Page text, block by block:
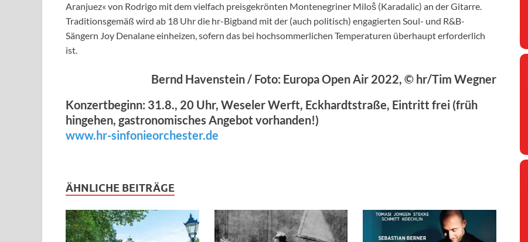
Aranjuez« von Rodrigo mit dem vielfach preisgekrönten Montenegriner Miloŝ (Karadalic) an der Gitarre.
Traditionsgemäß wird ab 18 Uhr die hr-Bigband mit der (auch politisch) engagierten Soul- und R&B-
Sängern Joy Denalane einheizen, sofern das bei hochsommerlichen Temperaturen überhaupt erforderlich
ist.
Bernd Havenstein / Foto: Europa Open Air 2022, © hr/Tim Wegner
Konzertbeginn: 31.8., 20 Uhr, Weseler Werft, Eckhardtstraße, Eintritt frei (früh
hingehen, gastronomisches Angebot vorhanden!)
www.hr-sinfonieorchester.de
ÄHNLICHE BEITRÄGE